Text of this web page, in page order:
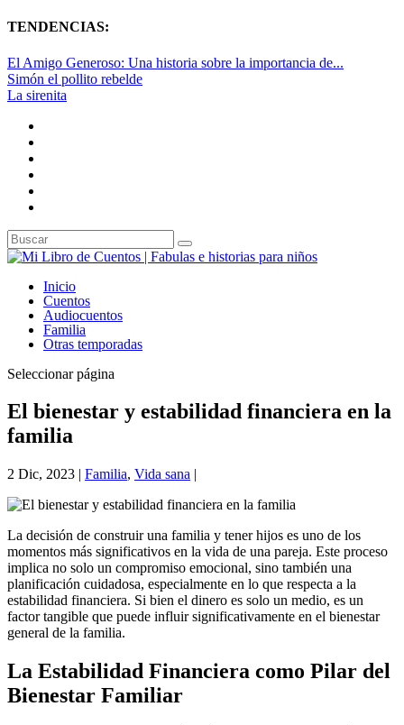
TENDENCIAS:
El Amigo Generoso: Una historia sobre la importancia de...
Simón el pollito rebelde
La sirenita
Inicio
Cuentos
Audiocuentos
Familia
Otras temporadas
Seleccionar página
El bienestar y estabilidad financiera en la
familia
2 Dic, 2023 | Familia, Vida sana |
La decisión de construir una familia y tener hijos es uno de los
momentos más significativos en la vida de una pareja. Este proceso
implica no solo un compromiso emocional, sino también una
planificación cuidadosa, especialmente en lo que respecta a la
estabilidad financiera. Si bien el dinero es solo un medio, es un
factor tangible que puede influir significativamente en el bienestar
general de la familia.
La Estabilidad Financiera como Pilar del
Bienestar Familiar